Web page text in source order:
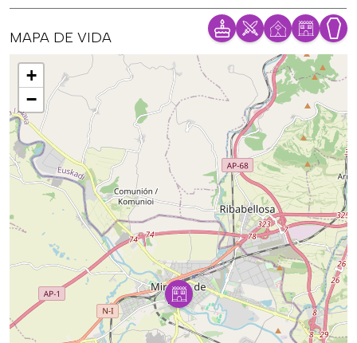
MAPA DE VIDA
Mapa
+
−